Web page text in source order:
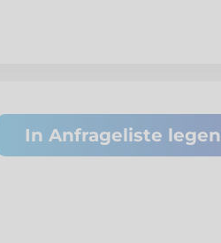
In Anfrageliste legen